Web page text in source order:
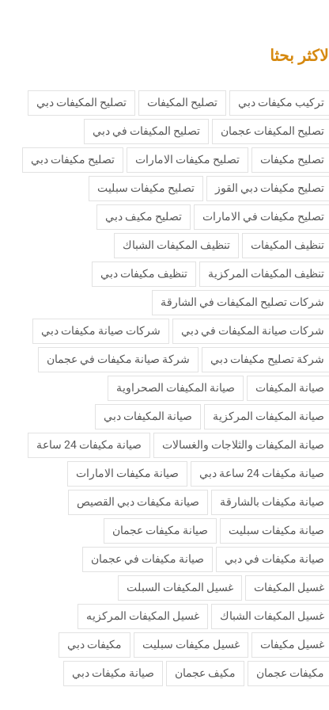
الاكثر بحثا
تركيب مكيفات دبي تصليح المكيفات تصليح المكيفات دبي
تصليح المكيفات عجمان تصليح المكيفات في دبي
تصليح مكيفات تصليح مكيفات الامارات تصليح مكيفات دبي
تصليح مكيفات دبي القوز تصليح مكيفات سبليت
تصليح مكيفات في الامارات تصليح مكيف دبي
تنظيف المكيفات تنظيف المكيفات الشباك
تنظيف المكيفات المركزية تنظيف مكيفات دبي
شركات تصليح المكيفات في الشارقة
شركات صيانة المكيفات في دبي شركات صيانة مكيفات دبي
شركة تصليح مكيفات دبي شركة صيانة مكيفات في عجمان
صيانة المكيفات صيانة المكيفات الصحراوية
صيانة المكيفات المركزية صيانة المكيفات دبي
صيانة المكيفات والثلاجات والغسالات صيانة مكيفات 24 ساعة
صيانة مكيفات 24 ساعة دبي صيانة مكيفات الامارات
صيانة مكيفات بالشارقة صيانة مكيفات دبي القصيص
صيانة مكيفات سبليت صيانة مكيفات عجمان
صيانة مكيفات في دبي صيانة مكيفات في عجمان
غسيل المكيفات غسيل المكيفات السبلت
غسيل المكيفات الشباك غسيل المكيفات المركزيه
غسيل مكيفات غسيل مكيفات سبليت مكيفات دبي
مكيفات عجمان مكيف عجمان ‏صيانة مكيفات دبي